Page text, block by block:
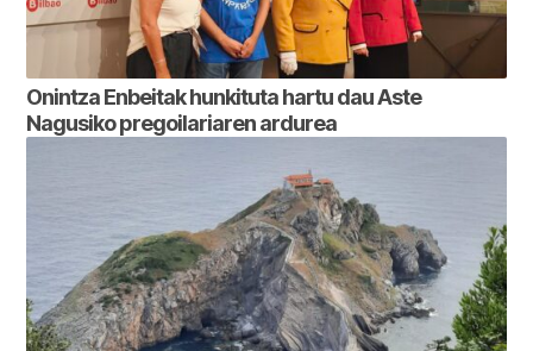
Onintza Enbeitak hunkituta hartu dau Aste
Nagusiko pregoilariaren ardurea